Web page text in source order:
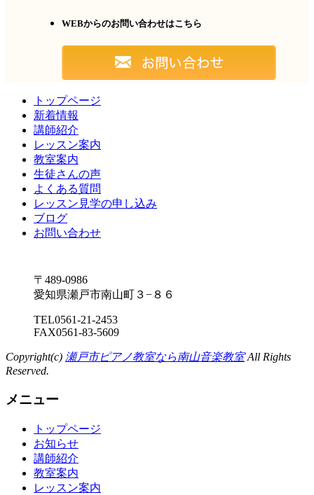
WEBからのお問い合わせはこちら
トップページ
新着情報
講師紹介
レッスン案内
教室案内
生徒さんの声
よくある質問
レッスン見学の申し込み
ブログ
お問い合わせ
〒489-0986
愛知県瀬戸市南山町３−８６
TEL0561-21-2453
FAX0561-83-5609
Copyright(c) 瀬戸市ピアノ教室なら南山音楽教室All Rights
Reserved.
メニュー
トップページ
お知らせ
講師紹介
教室案内
レッスン案内